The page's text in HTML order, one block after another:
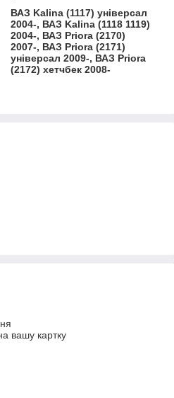
ВАЗ Kalina (1117) універсал
2004-, ВАЗ Kalina (1118 1119)
2004-, ВАЗ Priora (2170)
2007-, ВАЗ Priora (2171)
універсал 2009-, ВАЗ Priora
(2172) хетчбек 2008-
вашу картку